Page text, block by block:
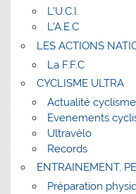
L’U.C.I.
L’A.E.C
LES ACTIONS
La F.F.C
CYCLISME ULTRA
Actualité
Evenements
Ultravélo
Records
ENTRAINEMENT,
Préparation